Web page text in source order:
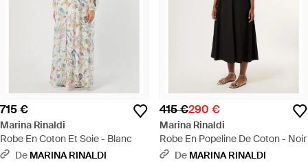
715 €
Marina Rinaldi
Robe En Coton Et Soie - Blanc
De MARINA RINALDI
415 €290 €
Marina Rinaldi
Robe En Popeline De Coton - Noir
De MARINA RINALDI